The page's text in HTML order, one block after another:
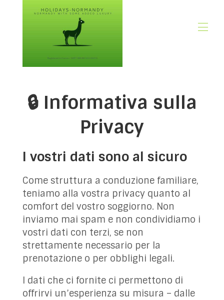
🗓️ Disponibilità
🚨 Prenota ora
💶 Tariffe
🌿Cosa è incluso
🖼️ Galleria
🌟 Recensioni degli ospiti
🎉 Promozioni
✍🏻 Il Nostro Blog Normandia
👋 Chi siamo
✉ Contattaci!
🔒 Informativa sulla
Privacy
I vostri dati sono al sicuro
Come struttura a conduzione familiare,
teniamo alla vostra privacy quanto al
comfort del vostro soggiorno. Non
inviamo mai spam e non condividiamo i
vostri dati con terzi, se non
strettamente necessario per la
prenotazione o per obblighi legali.
I dati che ci fornite ci permettono di
offrirvi un’esperienza su misura – dalle